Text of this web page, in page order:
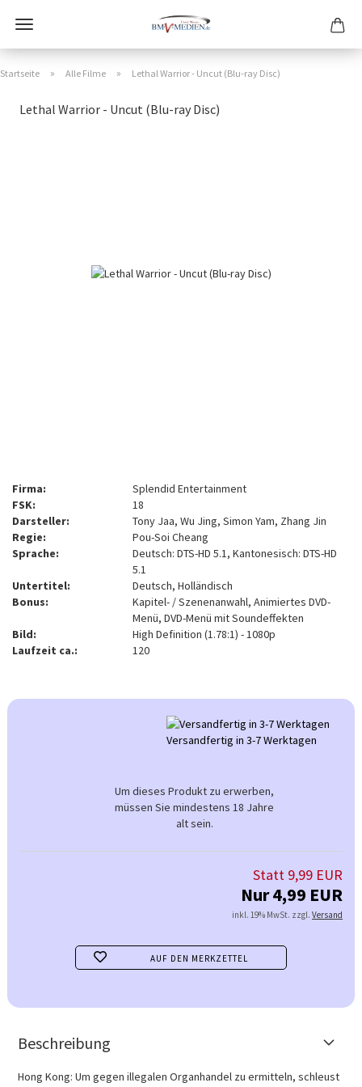
Startseite » Alle Filme » Lethal Warrior - Uncut (Blu-ray Disc)
Lethal Warrior - Uncut (Blu-ray Disc)
Firma:
Splendid Entertainment
FSK:
18
Darsteller:
Tony Jaa, Wu Jing, Simon Yam, Zhang Jin
Regie:
Pou-Soi Cheang
Sprache:
Deutsch: DTS-HD 5.1, Kantonesisch: DTS-HD
5.1
Untertitel:
Deutsch, Holländisch
Bonus:
Kapitel- / Szenenanwahl, Animiertes DVD-
Menü, DVD-Menü mit Soundeffekten
Bild:
High Definition (1.78:1) - 1080p
Laufzeit ca.:
120
Versandfertig in 3-7 Werktagen
Um dieses Produkt zu erwerben,
müssen Sie mindestens 18 Jahre
alt sein.
Statt 9,99 EUR
Nur 4,99 EUR
inkl. 19% MwSt. zzgl.Versand
AUF DEN MERKZETTEL
Beschreibung
Hong Kong: Um gegen illegalen Organhandel zu ermitteln, schleust